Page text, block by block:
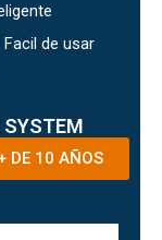
Facil de usar
SYSTEM
DE 10 AÑOS